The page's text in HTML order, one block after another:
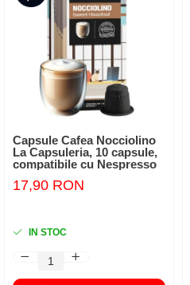
Capsule Cafea Nocciolino
La Capsuleria, 10 capsule,
compatibile cu Nespresso
17,90 RON
IN STOC